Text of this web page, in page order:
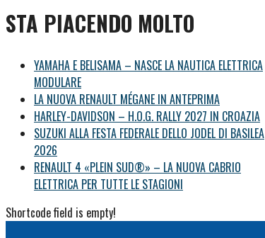
STA PIACENDO MOLTO
YAMAHA E BELISAMA – NASCE LA NAUTICA ELETTRICA
MODULARE
LA NUOVA RENAULT MÉGANE IN ANTEPRIMA
HARLEY-DAVIDSON – H.O.G. RALLY 2027 IN CROAZIA
SUZUKI ALLA FESTA FEDERALE DELLO JODEL DI BASILEA
2026
RENAULT 4 «PLEIN SUD®» – LA NUOVA CABRIO
ELETTRICA PER TUTTE LE STAGIONI
Shortcode field is empty!